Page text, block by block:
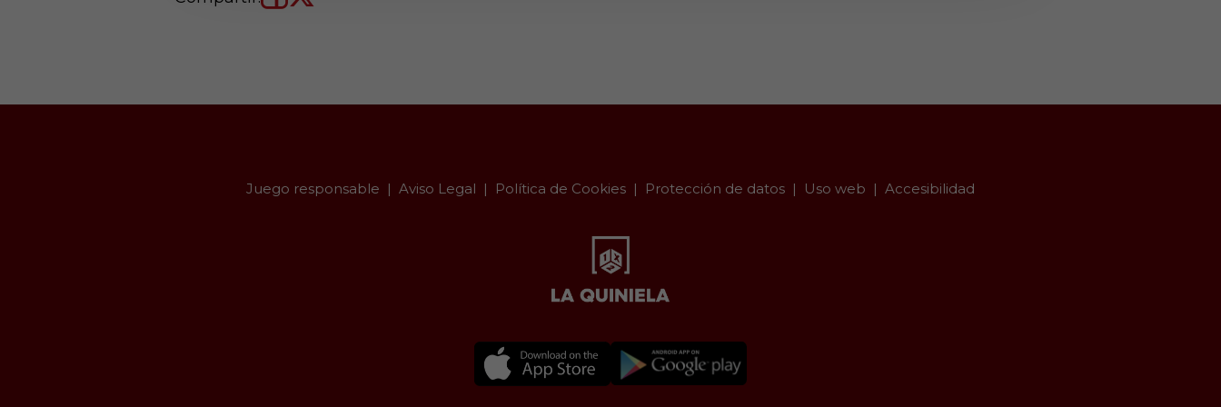
Juego responsable Aviso Legal Política de Cookies Protección de datos Uso web Accesibilidad